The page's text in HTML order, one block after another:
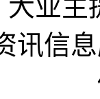
业
讯信